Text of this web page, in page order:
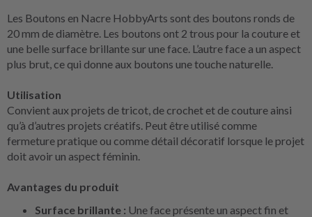
Les Boutons en Nacre HobbyArts sont des boutons ronds de
20 mm de diamètre. Les boutons ont 2 trous pour la couture et
une belle surface brillante sur une face. L’autre face a un aspect
plus brut, ce qui donne aux boutons une touche naturelle.
Utilisation
Convient aux projets de tricot, de crochet et de couture ainsi
qu’à d’autres projets créatifs. Peut être utilisé comme
fermeture pratique ou comme détail décoratif lorsque le projet
doit avoir un aspect féminin.
Avantages du produit
Surface brillante : Une face présente un aspect fin et